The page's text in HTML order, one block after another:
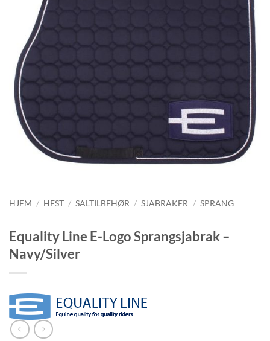
HJEM / HEST / SALTILBEHØR / SJABRAKER / SPRANG
Equality Line E-Logo Sprangsjabrak –
Navy/Silver